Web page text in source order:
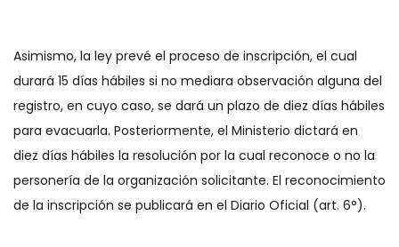
Asimismo, la ley prevé el proceso de inscripción, el cual
durará 15 días hábiles si no mediara observación alguna del
registro, en cuyo caso, se dará un plazo de diez días hábiles
para evacuarla. Posteriormente, el Ministerio dictará en
diez días hábiles la resolución por la cual reconoce o no la
personería de la organización solicitante. El reconocimiento
de la inscripción se publicará en el Diario Oficial (art. 6°).